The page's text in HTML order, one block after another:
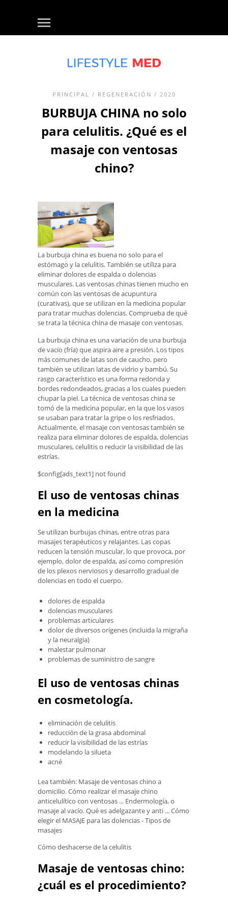
PRINCIPAL / REGENERACIÓN / 2020
BURBUJA CHINA no solo
para celulitis. ¿Qué es el
masaje con ventosas
chino?
La burbuja china es buena no solo para el
estómago y la celulitis. También se utiliza para
eliminar dolores de espalda o dolencias
musculares. Las ventosas chinas tienen mucho en
común con las ventosas de acupuntura
(curativas), que se utilizan en la medicina popular
para tratar muchas dolencias. Comprueba de qué
se trata la técnica china de masaje con ventosas.
La burbuja china es una variación de una burbuja
de vacío (fría) que aspira aire a presión. Los tipos
más comunes de latas son de caucho, pero
también se utilizan latas de vidrio y bambú. Su
rasgo característico es una forma redonda y
bordes redondeados, gracias a los cuales pueden
chupar la piel. La técnica de ventosas china se
tomó de la medicina popular, en la que los vasos
se usaban para tratar la gripe o los resfriados.
Actualmente, el masaje con ventosas también se
realiza para eliminar dolores de espalda, dolencias
musculares, celulitis o reducir la visibilidad de las
estrías.
$config[ads_text1] not found
El uso de ventosas chinas
en la medicina
Se utilizan burbujas chinas, entre otras para
masajes terapéuticos y relajantes. Las copas
reducen la tensión muscular, lo que provoca, por
ejemplo, dolor de espalda, así como compresión
de los plexos nerviosos y desarrollo gradual de
dolencias en todo el cuerpo.
dolores de espalda
dolencias musculares
problemas articulares
dolor de diversos orígenes (incluida la migraña
y la neuralgia)
malestar pulmonar
problemas de suministro de sangre
El uso de ventosas chinas
en cosmetología.
eliminación de celulitis
reducción de la grasa abdominal
reducir la visibilidad de las estrías
modelando la silueta
acné
Lea también: Masaje de ventosas chino a
domicilio. Cómo realizar el masaje chino
anticelulítico con ventosas ... Endermología, o
masaje al vacío. Qué es adelgazante y anti ... Cómo
elegir el MASAJE para las dolencias - Tipos de
masajes
Cómo deshacerse de la celulitis
Masaje de ventosas chino:
¿cuál es el procedimiento?